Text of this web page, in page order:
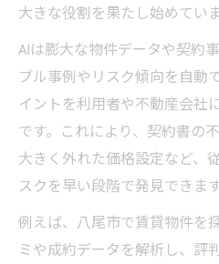
大きな役割を果たし始めていま
AIは膨大な物件データや契約
ブル事例やリスク傾向を自動
イントを利用者や不動産会社
です。これにより、契約書の
大きく外れた価格設定など、
スクを早い段階で発見できます
例えば、八尾市で賃貸物件を
ミや成約データを解析し、評